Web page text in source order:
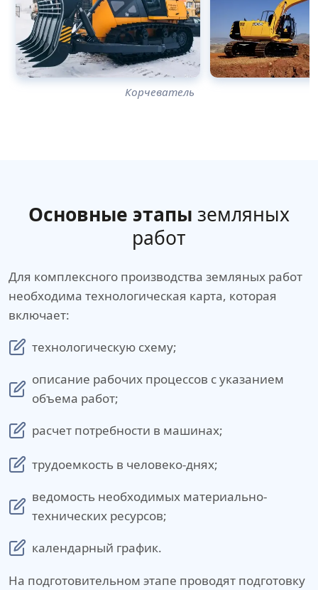
Корчеватель
Основные этапы земляных
работ
Для комплексного производства земляных работ
необходима технологическая карта, которая
включает:
технологическую схему;
описание рабочих процессов с указанием
объема работ;
расчет потребности в машинах;
трудоемкость в человеко-днях;
ведомость необходимых материально-
технических ресурсов;
календарный график.
На подготовительном этапе проводят подготовку